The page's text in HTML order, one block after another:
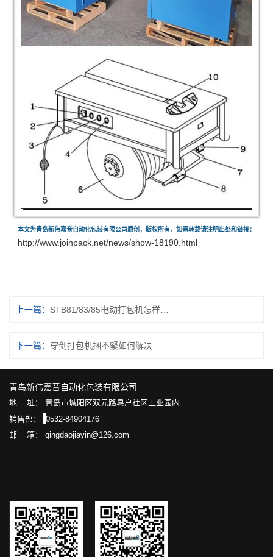
本文为青岛新伟嘉音自动化包装有限公司原创，版权所有，如需转载请注明出处和链接：
http://www.joinpack.net/news/show-18190.html
上一篇： STB81/83/85电动打包机怎样设置张紧力
下一篇： 穿剑打包机捆不緊如何解决
青岛新伟嘉音自动化包装有限公司
地 址： 青岛市城阳区双元路皂户社区工业园内
销售部：
0532-84904176
邮 箱： qingdaojiayin@126.com